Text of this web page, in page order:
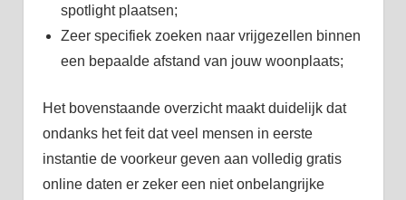
spotlight plaatsen;
Zeer specifiek zoeken naar vrijgezellen binnen
een bepaalde afstand van jouw woonplaats;
Het bovenstaande overzicht maakt duidelijk dat
ondanks het feit dat veel mensen in eerste
instantie de voorkeur geven aan volledig gratis
online daten er zeker een niet onbelangrijke